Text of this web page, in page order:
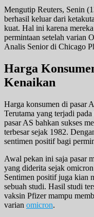
Mengutip Reuters, Senin
berhasil keluar dari
kuat. Hal ini karena
permintaan setelah varian
Analis Senior di Chicago
Harga
Kenaikan
Harga konsumen di pasar
Terutama yang terjadi
pasar AS bahkan sukses
terbesar sejak 1982.
sentimen positif bagi
Awal pekan ini saja pasar
yang diderita sejak
Sentimen positif juga kian
sebuah studi. Hasil studi
vaksin Pfizer mampu
varian omicron.